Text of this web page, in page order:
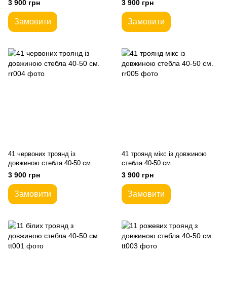
3 900 грн
Замовити
3 900 грн
Замовити
41 червоних троянд із
довжиною стебла 40-50 см.
3 900 грн
Замовити
41 троянд мікс із довжиною
стебла 40-50 см.
3 900 грн
Замовити